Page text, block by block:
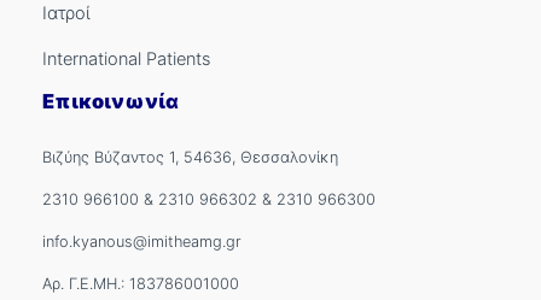
Ιατροί
International Patients
Επικοινωνία
Βιζύης Βύζαντος 1, 54636, Θεσσαλονίκη
2310 966100 & 2310 966302 & 2310 966300
info.kyanous@imitheamg.gr
Αρ. Γ.Ε.ΜΗ.: 183786001000